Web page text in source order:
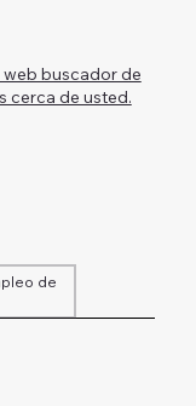
de
buscador de
cerca de usted.